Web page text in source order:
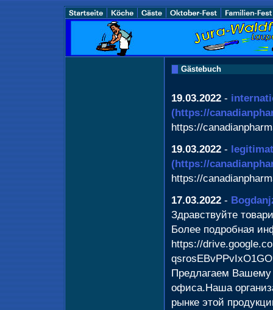
Gästebuch
19.03.2022 -
(https://
https://
19.03.2022 -
(https://
https://
17.03.2022 -
Здравствуйте
Более подробная
https://
Предлагаем
офиса.Наша
рынке этой